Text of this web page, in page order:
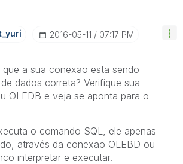
‎2016-05-11 07:17 PM
que a sua conexão esta sendo
dados correta? Verifique sua
OLEDB e veja se aponta para o
o comando SQL, ele apenas
através da conexão OLEBD ou
interpretar e executar.